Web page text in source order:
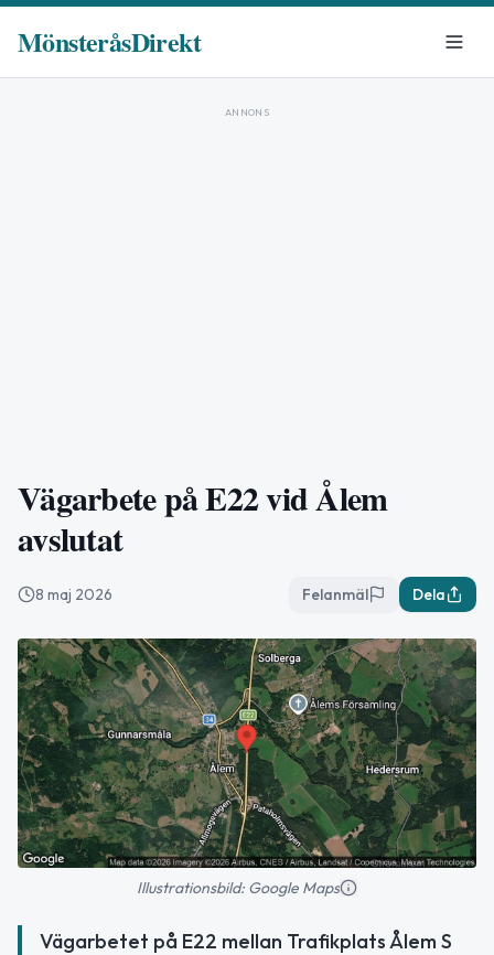
MönsteråsDirekt
ANNONS
Vägarbete på E22 vid Ålem
avslutat
8 maj 2026 Felanmäl Dela
Illustrationsbild: Google Maps
Vägarbetet på E22 mellan Trafikplats Ålem S